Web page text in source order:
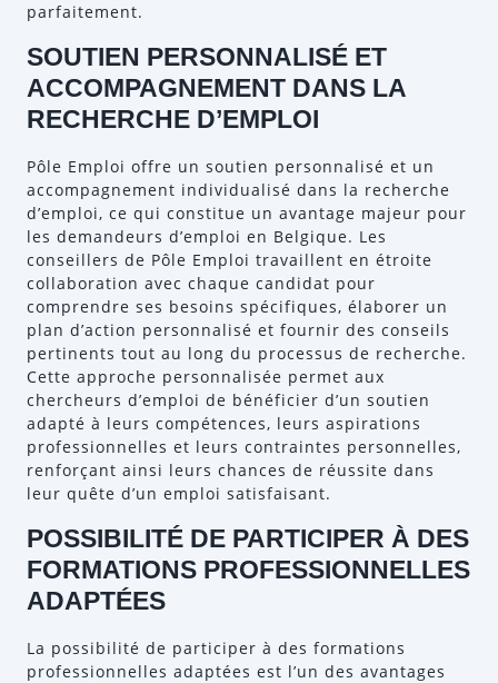
parfaitement.
SOUTIEN PERSONNALISÉ ET
ACCOMPAGNEMENT DANS LA
RECHERCHE D’EMPLOI
Pôle Emploi offre un soutien personnalisé et un
accompagnement individualisé dans la recherche
d’emploi, ce qui constitue un avantage majeur pour
les demandeurs d’emploi en Belgique. Les
conseillers de Pôle Emploi travaillent en étroite
collaboration avec chaque candidat pour
comprendre ses besoins spécifiques, élaborer un
plan d’action personnalisé et fournir des conseils
pertinents tout au long du processus de recherche.
Cette approche personnalisée permet aux
chercheurs d’emploi de bénéficier d’un soutien
adapté à leurs compétences, leurs aspirations
professionnelles et leurs contraintes personnelles,
renforçant ainsi leurs chances de réussite dans
leur quête d’un emploi satisfaisant.
POSSIBILITÉ DE PARTICIPER À DES
FORMATIONS PROFESSIONNELLES
ADAPTÉES
La possibilité de participer à des formations
professionnelles adaptées est l’un des avantages